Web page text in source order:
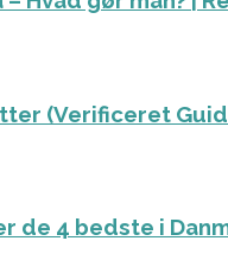
(Verificeret
de 4 bedste i